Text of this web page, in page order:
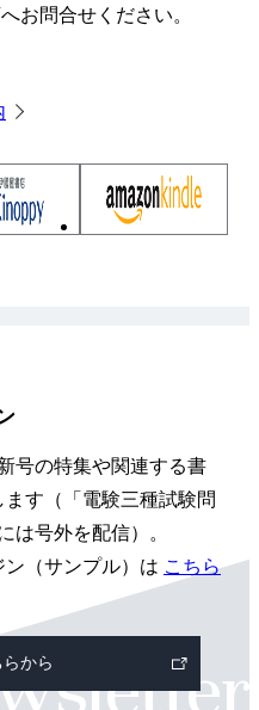
お問合せください。
号の特集や関連する書
す（「電験三種試験問
は号外を配信）。
（サンプル）は こちら
から